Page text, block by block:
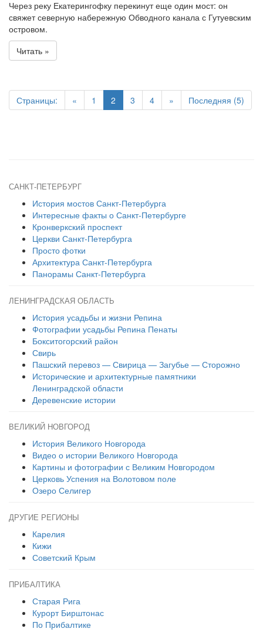
Через реку Екатерингофку перекинут еще один мост: он
свяжет северную набережную Обводного канала с Гутуевским
островом.
Читать »
Страницы: « 1 2 3 4 » Последняя (5)
САНКТ-ПЕТЕРБУРГ
История мостов Санкт-Петербурга
Интересные факты о Санкт-Петербурге
Кронверкский проспект
Церкви Санкт-Петербурга
Просто фотки
Архитектура Санкт-Петербурга
Панорамы Санкт-Петербурга
ЛЕНИНГРАДСКАЯ ОБЛАСТЬ
История усадьбы и жизни Репина
Фотографии усадьбы Репина Пенаты
Бокситогорский район
Свирь
Пашский перевоз — Свирица — Загубье — Сторожно
Исторические и архитектурные памятники
Ленинградской области
Деревенские истории
ВЕЛИКИЙ НОВГОРОД
История Великого Новгорода
Видео о истории Великого Новгорода
Картины и фотографии с Великим Новгородом
Церковь Успения на Волотовом поле
Озеро Селигер
ДРУГИЕ РЕГИОНЫ
Карелия
Кижи
Советский Крым
ПРИБАЛТИКА
Старая Рига
Курорт Бирштонас
По Прибалтике